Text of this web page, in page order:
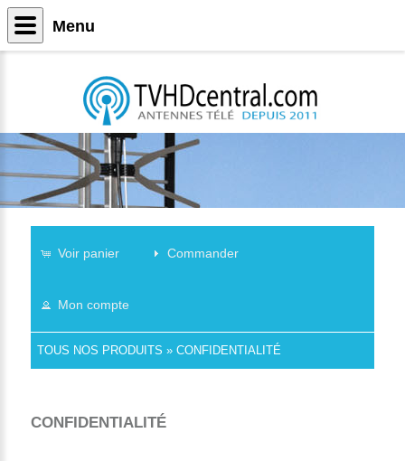
Voir panier Commander
Mon compte
TOUS NOS PRODUITS » CONFIDENTIALITÉ
CONFIDENTIALITÉ
Menu